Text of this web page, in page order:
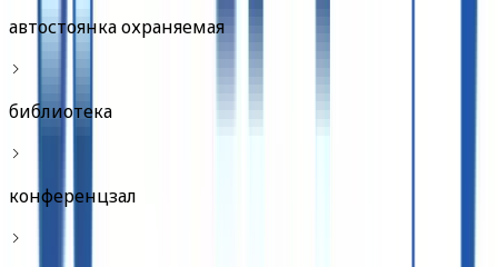
автостоянка охраняемая
библиотека
конференцзал